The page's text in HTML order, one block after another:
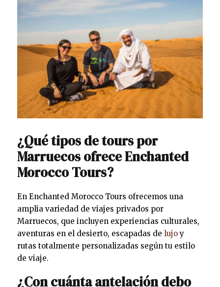
¿Qué tipos de tours por
Marruecos ofrece Enchanted
Morocco Tours?
En Enchanted Morocco Tours ofrecemos una
amplia variedad de viajes privados por
Marruecos, que incluyen experiencias culturales,
aventuras en el desierto, escapadas de lujoy
rutas totalmente personalizadas según tu estilo
de viaje.
¿Con cuánta antelación debo